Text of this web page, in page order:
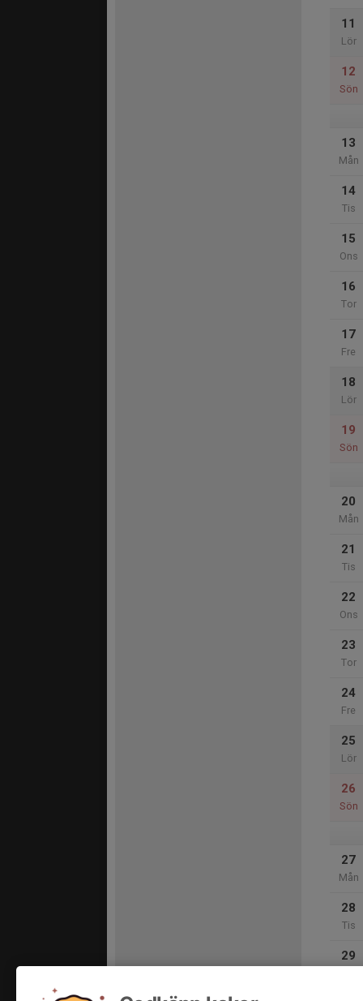
11
Lör
12
Sön
13
Mån
14
Tis
15
Ons
16
Tor
17
Fre
18
Lör
19
Sön
20
Mån
21
Tis
22
Ons
23
Tor
24
Fre
25
Lör
26
Sön
27
Mån
28
Tis
29